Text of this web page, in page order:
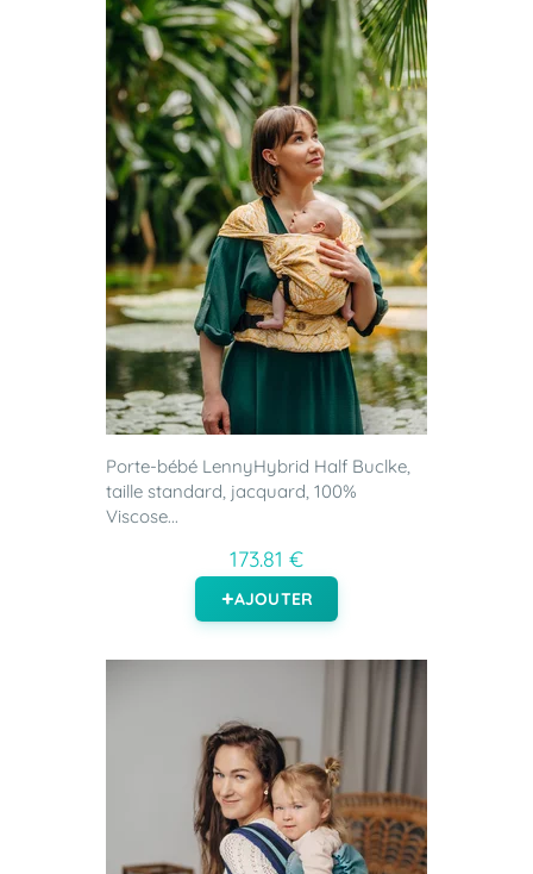
Porte-bébé LennyHybrid Half Buclke,
taille standard, jacquard, 100%
Viscose...
173.81 €
AJOUTER